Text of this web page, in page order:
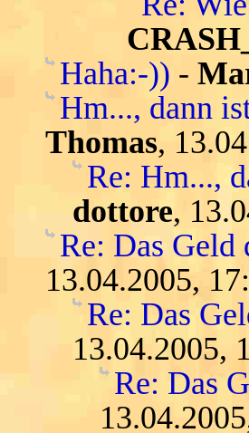
Haha:-)) -
Hm..., dann
Thomas,
Re: Hm...,
dottore,
Re: Das
13.04.2005,
Re: Das
13.04.2005,
Re: Das